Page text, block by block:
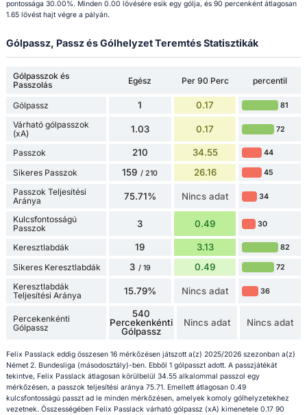
pontossága 30.00%. Minden 0.00 lövésére esik egy gólja, és 90 percenként átlagosan
1.65 lövést hajt végre a pályán.
Gólpassz, Passz és Gólhelyzet Teremtés Statisztikák
Gólpasszok és
Passzolás
Egész Per 90 Perc percentil
Gólpassz 1 0.17 81
Várható gólpasszok
(xA)
1.03 0.17 72
Passzok 210 34.55 44
Sikeres Passzok 159 / 210 26.16 45
Passzok Teljesítési
Aránya
75.71% Nincs adat 34
Kulcsfontosságú
Passzok
3 0.49 30
Keresztlabdák 19 3.13 82
Sikeres Keresztlabdák 3 / 19 0.49 72
Keresztlabdák
Teljesítési Aránya
15.79% Nincs adat 36
Percekenkénti
Gólpassz
540
Percekenkénti
Gólpassz
Nincs adat Nincs adat
Felix Passlack eddig összesen 16 mérkőzésen játszott a(z) 2025/2026 szezonban a(z)
Német 2. Bundesliga (másodosztály)-ben. Ebből 1 gólpasszt adott. A passzjátékát
tekintve, Felix Passlack átlagosan körülbelül 34.55 alkalommal passzol egy
mérkőzésen, a passzok teljesítési aránya 75.71. Emellett átlagosan 0.49
kulcsfontosságú passzt ad le minden mérkőzésen, amelyek komoly gólhelyzetekhez
vezetnek. Összességében Felix Passlack várható gólpassz (xA) kimenetele 0.17 90